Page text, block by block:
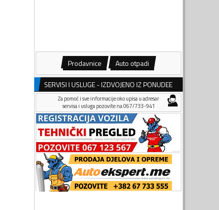
Prodavnice Auto otpadi
SERVISI I USLUGE - IZDVOJENO IZ PONUDEE
Za pomoć i sve informacije oko upisa u adresar
servisa i usluga pozovite na 067/733-941